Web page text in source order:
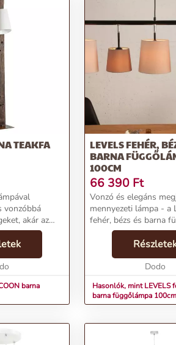
látványos és különleges atmoszférát teremt.
és irodák számára.
DIY élményt kínál az otthoni atmoszféra
kifinomultságát és melegségét!
TEAKFA
vonzóbbá
akár az
van
a
kezelt, tikfából
barna
LEVELS FEHÉR,
BARNA
100CM
66 390 Ft
Vonzó és elegáns
mennyezeti lámpa - a
fehér, bézs és barna
LEVELS fehér, bézs és
függőlámpa
FtMárka:
Dodo
Hasonlók, mint LEVELS
barna függőlámpa 100cm